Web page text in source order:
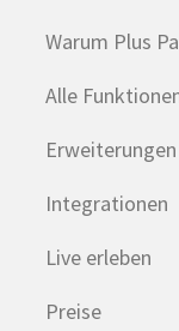
Warum Plus
Alle
Erweiterungen
Integrationen
Live erleben
Preise